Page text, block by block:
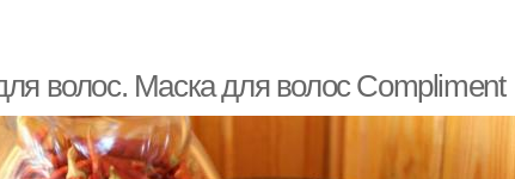
волос. Маска для волос Compliment